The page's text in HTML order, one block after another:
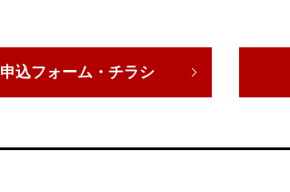
申込フォーム・チラシ